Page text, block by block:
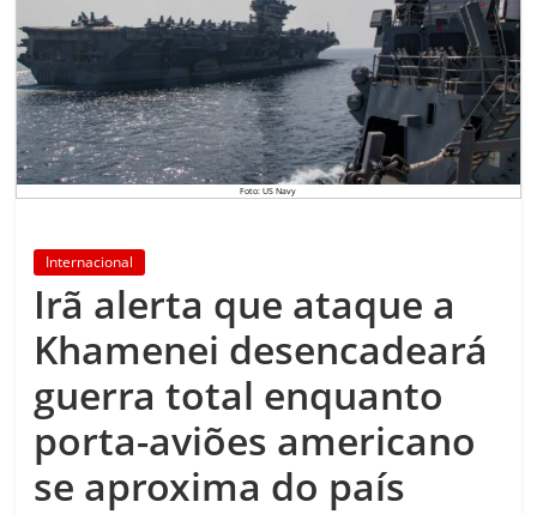
do
mundo.
Foto: US Navy
Internacional
Irã alerta que ataque a
Khamenei desencadeará
guerra total enquanto
porta-aviões americano
se aproxima do país